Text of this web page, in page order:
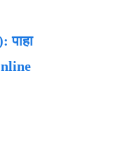
पाहा